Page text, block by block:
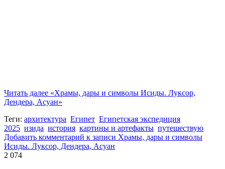
Читать далее «Храмы, дары и символы Исиды. Луксор,
Дендера, Асуан»
Теги: архитектура Египет Египетская экспедиция
2025 изида история картины и артефакты путешествую
Добавить комментарий к записи Храмы, дары и символы
Исиды. Луксор, Дендера, Асуан
2 074